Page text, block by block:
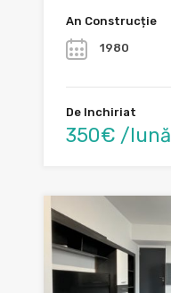
An Construcție
1980
De Inchiriat
350€ /lună